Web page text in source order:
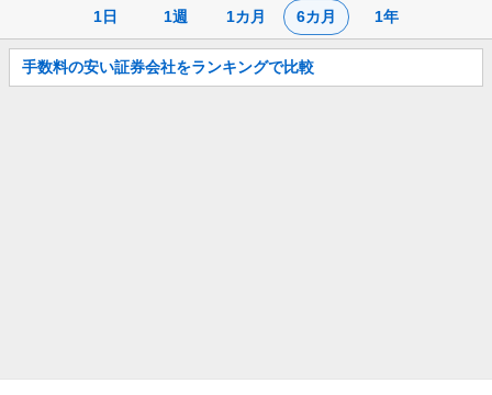
1日 1週 1カ月 6カ月 1年
お
知
手数料の安い証券会社をランキングで比較